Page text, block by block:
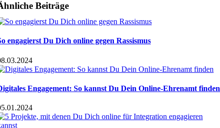
Beiträge
engagierst Du Dich online gegen Rassismus
Engagement: So kannst Du Dein Online-Ehrenamt finden